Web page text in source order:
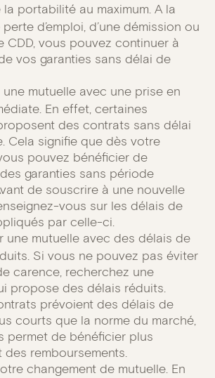
portabilité au maximum. A la
perte d’emploi, d’une démission ou
CDD, vous pouvez continuer à
vos garanties sans délai de
mutuelle avec une prise en
En effet, certaines
des contrats sans délai
Cela signifie que dès votre
pouvez bénéficier de
des garanties sans période
de souscrire à une nouvelle
vous sur les délais de
par celle-ci.
une mutuelle avec des délais de
Si vous ne pouvez pas éviter
carence, recherchez une
propose des délais réduits.
prévoient des délais de
courts que la norme du marché,
permet de bénéficier plus
des remboursements.
changement de mutuelle. En